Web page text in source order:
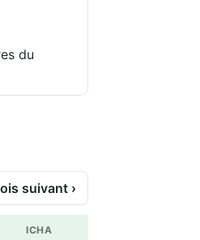
du
suivant ›
ICHA